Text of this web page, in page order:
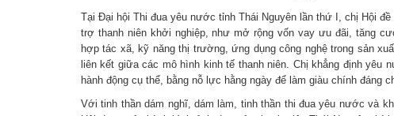
Tại Đại hội Thi đua yêu nước tỉnh Thái Nguyên lần thứ I, chị Hội đề
trợ thanh niên khởi nghiệp, như mở rộng vốn vay ưu đãi, tăng
hợp tác xã, kỹ năng thị trường, ứng dụng công nghệ trong sản
liên kết giữa các mô hình kinh tế thanh niên. Chị khẳng định yêu
hành động cụ thể, bằng nỗ lực hằng ngày để làm giàu chính đáng
Với tinh thần dám nghĩ, dám làm, tinh thần thi đua yêu nước và